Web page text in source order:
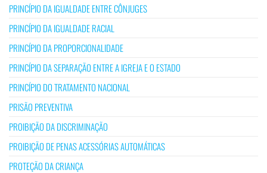
PRINCÍPIO DA IGUALDADE ENTRE CÔNJUGES
PRINCÍPIO DA IGUALDADE RACIAL
PRINCÍPIO DA PROPORCIONALIDADE
PRINCÍPIO DA SEPARAÇÃO ENTRE A IGREJA E O ESTADO
PRINCÍPIO DO TRATAMENTO NACIONAL
PRISÃO PREVENTIVA
PROIBIÇÃO DA DISCRIMINAÇÃO
PROIBIÇÃO DE PENAS ACESSÓRIAS AUTOMÁTICAS
PROTEÇÃO DA CRIANÇA